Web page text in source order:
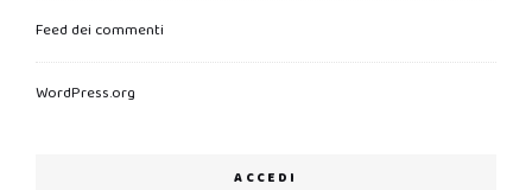
Feed dei commenti
WordPress.org
ACCEDI